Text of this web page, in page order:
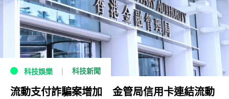
科技娛樂 科技新聞
流動支付詐騙案增加 金管局信用卡連結流動